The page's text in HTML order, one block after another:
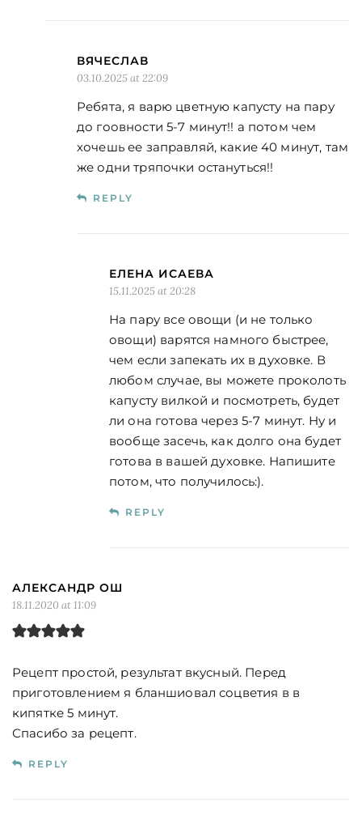
ВЯЧЕСЛАВ
03.10.2025 at 22:09
Ребята, я варю цветную капусту на пару
до гоовности 5-7 минут!! а потом чем
хочешь ее заправляй, какие 40 минут, там
же одни тряпочки остануться!!
REPLY
ЕЛЕНА ИСАЕВА
15.11.2025 at 20:28
На пару все овощи (и не только
овощи) варятся намного быстрее,
чем если запекать их в духовке. В
любом случае, вы можете проколоть
капусту вилкой и посмотреть, будет
ли она готова через 5-7 минут. Ну и
вообще засечь, как долго она будет
готова в вашей духовке. Напишите
потом, что получилось:).
REPLY
АЛЕКСАНДР ОШ
18.11.2020 at 11:09
Рецепт простой, результат вкусный. Перед
приготовлением я бланшиовал соцветия в в
кипятке 5 минут.
Спасибо за рецепт.
REPLY